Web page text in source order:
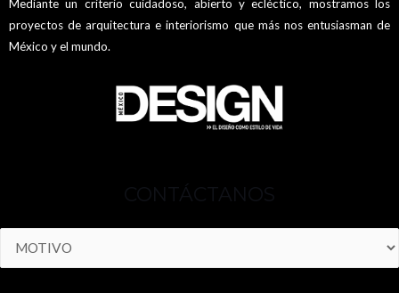
Mediante un criterio cuidadoso, abierto y ecléctico, mostramos los
proyectos de arquitectura e interiorismo que más nos entusiasman de
México y el mundo.
CONTÁCTANOS